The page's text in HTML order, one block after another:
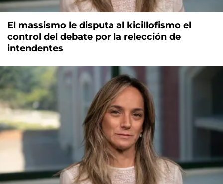
El massismo le disputa al kicillofismo el
control del debate por la relección de
intendentes